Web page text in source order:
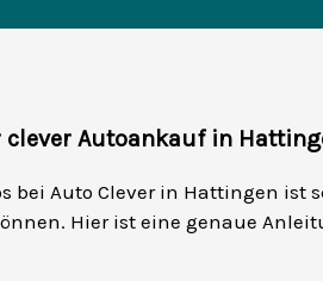
Autoankauf in
bei Auto Clever in Hattingen
Hier ist eine genaue